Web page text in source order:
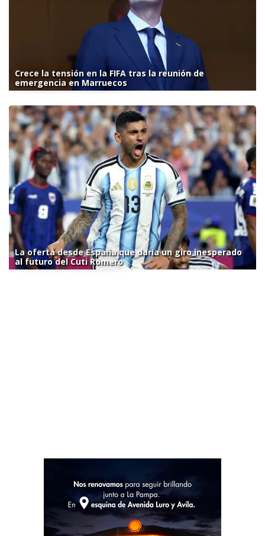
Crece la tensión en la FIFA tras la reunión de
emergencia en Marruecos
La oferta desde España que daría un giro inesperado
al futuro del Cuti Romero